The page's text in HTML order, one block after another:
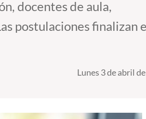
docentes de aula,
postulaciones finalizan
Lunes 3 de abril